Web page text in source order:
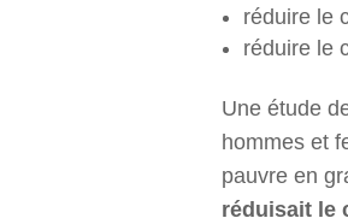
réduire le
réduire le
Une étude
hommes et
pauvre en
réduisait le